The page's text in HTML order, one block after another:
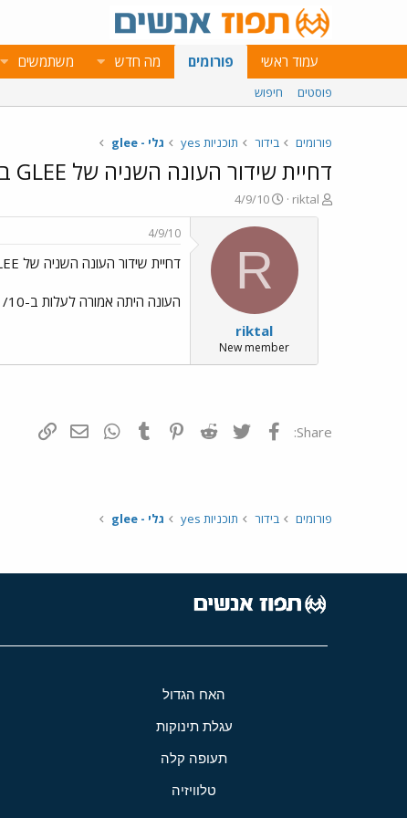
עמוד ראשי פורומים מה חדש משתמשים
פוסטים חיפוש
פורומים בידור תוכניות yes גלי - glee
דחיית שידור העונה השניה של GLEE ביס
פ
ו
riktal
פ
ו
ר
ם
ב
א
ר
י
ך
4/9/10
R
riktal
New member
4/9/10
דחיית שידור העונה השניה של GLEE ביס
העונה היתה אמורה לעלות ב-11/10 (כלומר, יום שני) אבל נדחתה ל-14/10 (יום רביעי). הערוץ הוא עדיין אותו ערוץ - יס דרמה.
Share: פייסבוק Twitter
Reddit
Pinterest
Tumblr
WhatsAppדואר אלקטרוני
פורומים בידור תוכניות yes גלי - glee
האח הגדול
עגלת תינוקות
תעופה קלה
טלוויזיה